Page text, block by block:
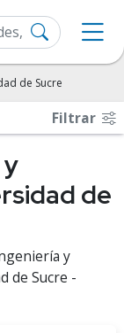
de Sucre
Filtrar
de
y
de Sucre -